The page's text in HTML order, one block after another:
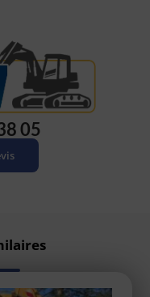
05